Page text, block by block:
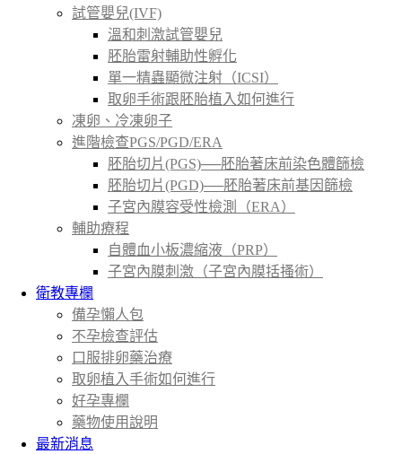
試管嬰兒(IVF)
溫和刺激試管嬰兒
胚胎雷射輔助性孵化
單一精蟲顯微注射（ICSI）
取卵手術跟胚胎植入如何進行
凍卵、冷凍卵子
進階檢查PGS/PGD/ERA
胚胎切片(PGS)──胚胎著床前染色體篩檢
胚胎切片(PGD)──胚胎著床前基因篩檢
子宮內膜容受性檢測（ERA）
輔助療程
自體血小板濃縮液（PRP）
子宮內膜刺激（子宮內膜括搔術）
衛教專欄
備孕懶人包
不孕檢查評估
口服排卵藥治療
取卵植入手術如何進行
好孕專欄
藥物使用說明
最新消息